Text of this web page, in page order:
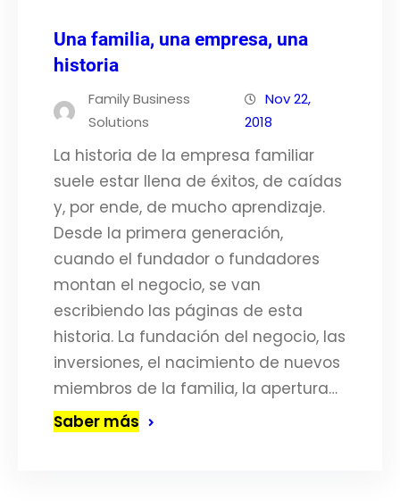
Una familia, una empresa, una
historia
Family Business
Solutions
Nov 22,
2018
La historia de la empresa familiar
suele estar llena de éxitos, de caídas
y, por ende, de mucho aprendizaje.
Desde la primera generación,
cuando el fundador o fundadores
montan el negocio, se van
escribiendo las páginas de esta
historia. La fundación del negocio, las
inversiones, el nacimiento de nuevos
miembros de la familia, la apertura…
Saber más